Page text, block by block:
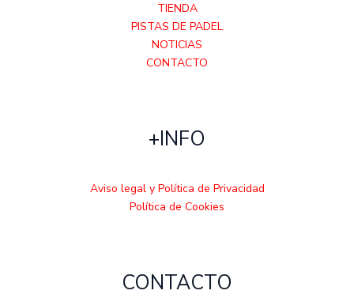
TIENDA
PISTAS DE PADEL
NOTICIAS
CONTACTO
+INFO
Aviso legal y Política de Privacidad
Política de Cookies
CONTACTO